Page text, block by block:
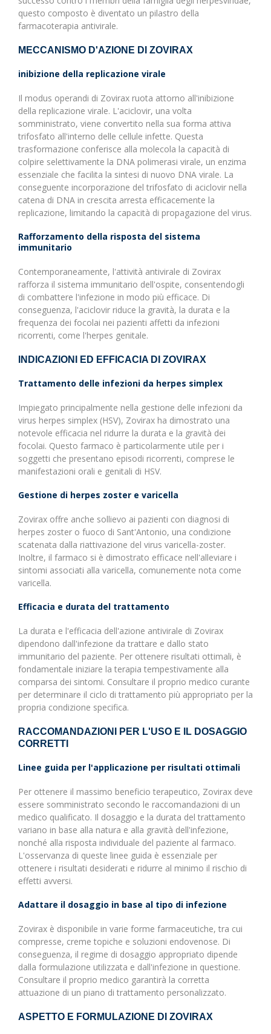
questo composto è diventato un pilastro della
farmacoterapia antivirale.
MECCANISMO D'AZIONE DI ZOVIRAX
inibizione della replicazione virale
Il modus operandi di Zovirax ruota attorno all'inibizione
della replicazione virale. L'aciclovir, una volta
somministrato, viene convertito nella sua forma attiva
trifosfato all'interno delle cellule infette. Questa
trasformazione conferisce alla molecola la capacità di
colpire selettivamente la DNA polimerasi virale, un enzima
essenziale che facilita la sintesi di nuovo DNA virale. La
conseguente incorporazione del trifosfato di aciclovir nella
catena di DNA in crescita arresta efficacemente la
replicazione, limitando la capacità di propagazione del virus.
Rafforzamento della risposta del sistema
immunitario
Contemporaneamente, l'attività antivirale di Zovirax
rafforza il sistema immunitario dell'ospite, consentendogli
di combattere l'infezione in modo più efficace. Di
conseguenza, l'aciclovir riduce la gravità, la durata e la
frequenza dei focolai nei pazienti affetti da infezioni
ricorrenti, come l'herpes genitale.
INDICAZIONI ED EFFICACIA DI ZOVIRAX
Trattamento delle infezioni da herpes simplex
Impiegato principalmente nella gestione delle infezioni da
virus herpes simplex (HSV), Zovirax ha dimostrato una
notevole efficacia nel ridurre la durata e la gravità dei
focolai. Questo farmaco è particolarmente utile per i
soggetti che presentano episodi ricorrenti, comprese le
manifestazioni orali e genitali di HSV.
Gestione di herpes zoster e varicella
Zovirax offre anche sollievo ai pazienti con diagnosi di
herpes zoster o fuoco di Sant'Antonio, una condizione
scatenata dalla riattivazione del virus varicella-zoster.
Inoltre, il farmaco si è dimostrato efficace nell'alleviare i
sintomi associati alla varicella, comunemente nota come
varicella.
Efficacia e durata del trattamento
La durata e l'efficacia dell'azione antivirale di Zovirax
dipendono dall'infezione da trattare e dallo stato
immunitario del paziente. Per ottenere risultati ottimali, è
fondamentale iniziare la terapia tempestivamente alla
comparsa dei sintomi. Consultare il proprio medico curante
per determinare il ciclo di trattamento più appropriato per la
propria condizione specifica.
RACCOMANDAZIONI PER L'USO E IL DOSAGGIO
CORRETTI
Linee guida per l'applicazione per risultati ottimali
Per ottenere il massimo beneficio terapeutico, Zovirax deve
essere somministrato secondo le raccomandazioni di un
medico qualificato. Il dosaggio e la durata del trattamento
variano in base alla natura e alla gravità dell'infezione,
nonché alla risposta individuale del paziente al farmaco.
L'osservanza di queste linee guida è essenziale per
ottenere i risultati desiderati e ridurre al minimo il rischio di
effetti avversi.
Adattare il dosaggio in base al tipo di infezione
Zovirax è disponibile in varie forme farmaceutiche, tra cui
compresse, creme topiche e soluzioni endovenose. Di
conseguenza, il regime di dosaggio appropriato dipende
dalla formulazione utilizzata e dall'infezione in questione.
Consultare il proprio medico garantirà la corretta
attuazione di un piano di trattamento personalizzato.
ASPETTO E FORMULAZIONE DI ZOVIRAX